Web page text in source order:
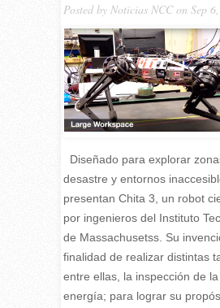
Posted by Noticias NCCon Sep
Diseñado para explorar
desastre y entornos
presentan Chita 3, un robot
por ingenieros del Instituto
de Massachusetss. Su
finalidad de realizar distintas
entre ellas, la inspección de
energía; para lograr su